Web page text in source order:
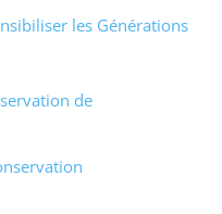
les Générations
de